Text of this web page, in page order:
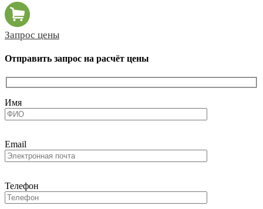
Запрос цены
Отправить запрос на расчёт цены
Имя
Email
Телефон